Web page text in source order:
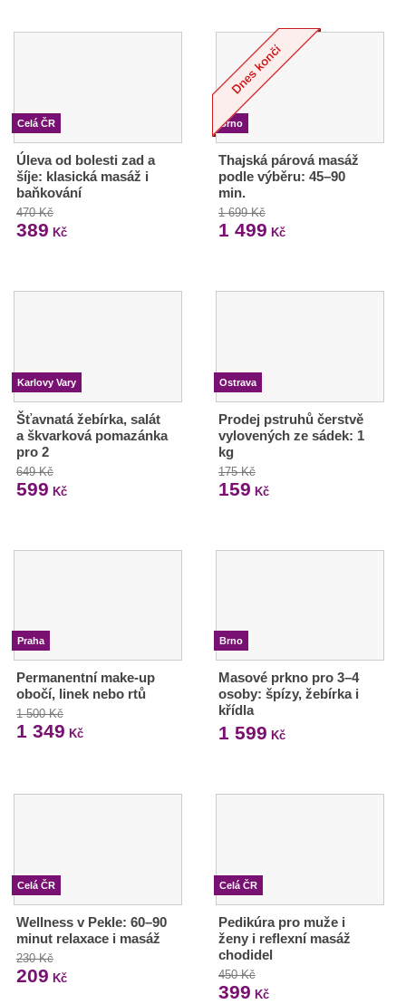
Celá ČR
Úleva od bolesti zad a
šíje: klasická masáž i
baňkování
470 Kč
389 Kč
Brno
Thajská párová masáž
podle výběru: 45–90
min.
1 699 Kč
1 499 Kč
Karlovy Vary
Šťavnatá žebírka, salát
a škvarková pomazánka
pro 2
649 Kč
599 Kč
Ostrava
Prodej pstruhů čerstvě
vylovených ze sádek: 1
kg
175 Kč
159 Kč
Praha
Permanentní make-up
obočí, linek nebo rtů
1 500 Kč
1 349 Kč
Brno
Masové prkno pro 3–4
osoby: špízy, žebírka i
křídla
1 599 Kč
Celá ČR
Wellness v Pekle: 60–90
minut relaxace i masáž
230 Kč
209 Kč
Celá ČR
Pedikúra pro muže i
ženy i reflexní masáž
chodidel
450 Kč
399 Kč